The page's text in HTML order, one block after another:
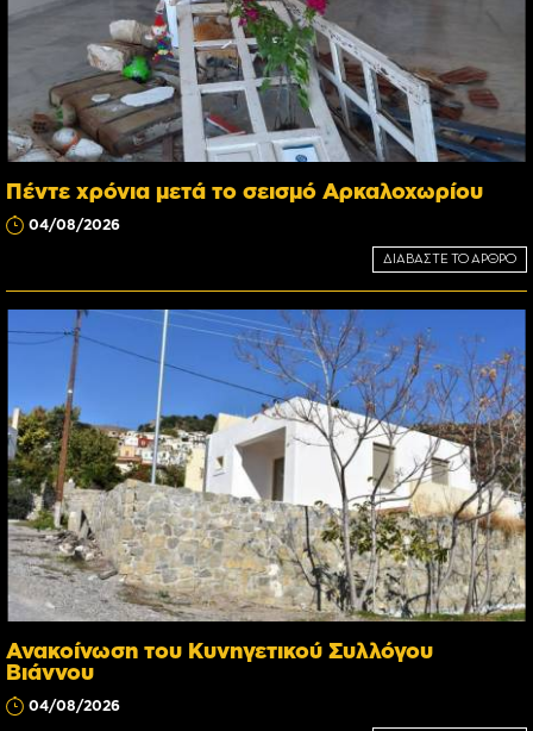
Πέντε χρόνια μετά το σεισμό Αρκαλοχωρίου
04/08/2026
ΔΙΑΒΑΣΤΕ ΤΟ ΑΡΘΡΟ
Ανακοίνωση του Κυνηγετικού Συλλόγου
Βιάννου
04/08/2026